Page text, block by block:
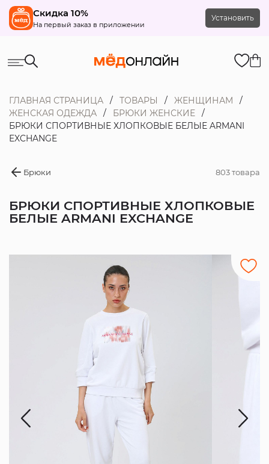
Скидка 10%
На первый заказ в приложении
Установить
ГЛАВНАЯ СТРАНИЦА ТОВАРЫ
ЖЕНЩИНАМ
ЖЕНСКАЯ ОДЕЖДА
БРЮКИ ЖЕНСКИЕ
БРЮКИ СПОРТИВНЫЕ ХЛОПКОВЫЕ БЕЛЫЕ ARMANI
EXCHANGE
Брюки 803 товара
БРЮКИ СПОРТИВНЫЕ ХЛОПКОВЫЕ
БЕЛЫЕ ARMANI EXCHANGE